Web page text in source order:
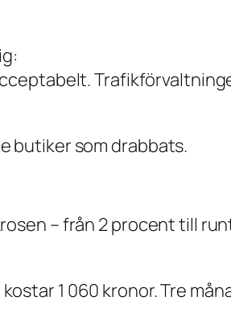
butiker som drabbats.
– från 2 procent till
1 060 kronor. Tre